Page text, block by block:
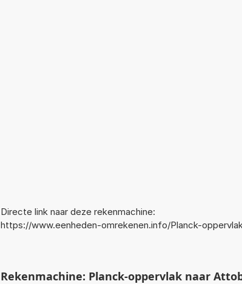
Directe link naar deze rekenmachine:
https://www.eenheden-omrekenen.info/Planck-
Rekenmachine: Planck-oppervlak naar